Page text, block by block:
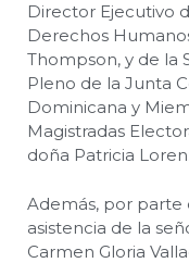
Director Ejecutivo
Derechos
Thompson, y de la
Pleno de la Junta
Dominicana y
Magistradas
doña Patricia
Además, por parte
asistencia de la
Carmen Gloria